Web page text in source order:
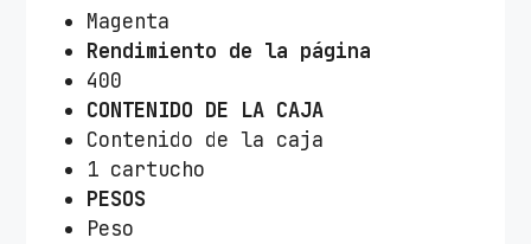
Magenta
Rendimiento de la página
400
CONTENIDO DE LA CAJA
Contenido de la caja
1 cartucho
PESOS
Peso